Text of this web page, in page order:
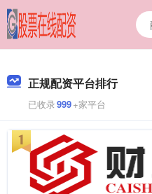
正规配资平台排行
已收录999+家平台